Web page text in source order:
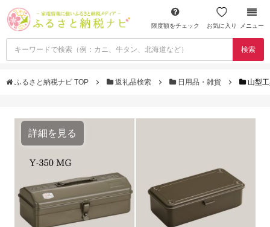
限度額をチェック お気に入り メニュー
検索
ふるさと納税ナビ TOP 返礼品検索 日用品・雑貨 山型
詳細を見る